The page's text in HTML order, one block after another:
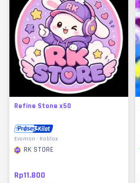
Refine Stone x50
Evomon - Roblox
RK STORE
Rp11.800